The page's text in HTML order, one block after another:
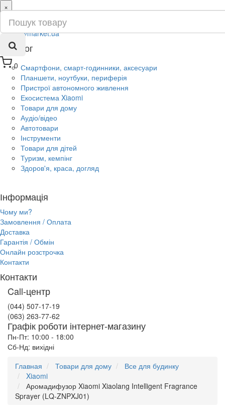
0
×
ru
ua
Каталог
Смартфони, смарт-годинники, аксесуари
Планшети, ноутбуки, периферія
Пристрої автономного живлення
Екосистема Xiaomi
Товари для дому
Аудіо/відео
Автотовари
Інструменти
Товари для дітей
Туризм, кемпінг
Здоров'я, краса, догляд
Інформація
Чому ми?
Замовлення / Оплата
Доставка
Гарантія / Обмін
Онлайн розстрочка
Контакти
Контакти
Call-центр
(044) 507-17-19
(063) 263-77-62
Графік роботи інтернет-магазину
Пн-Пт: 10:00 - 18:00
Сб-Нд: вихідні
Главная
Товари для дому
Все для будинку
Xiaomi
Аромадифузор Xiaomi Xiaolang Intelligent Fragrance
Sprayer (LQ-ZNPXJ01)